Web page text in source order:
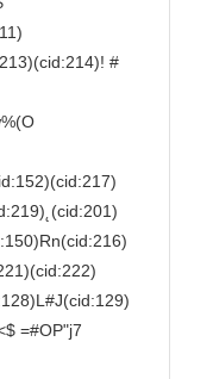
#
=#OP"j7